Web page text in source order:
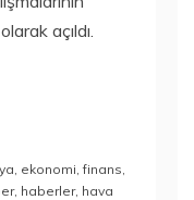
açıldı.
, ekonomi,finans,
, haberler, hava